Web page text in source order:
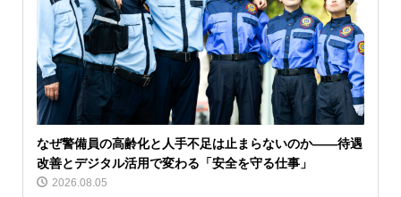
なぜ警備員の高齢化と人手不足は止まらないのか――待遇
改善とデジタル活用で変わる「安全を守る仕事」
2026.08.05